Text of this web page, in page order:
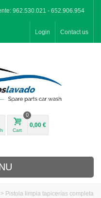
962.530.021 - 652.906.954
Contact us
Login
Cart
0
0,00 €
> Pistola limpia tapicerías completa